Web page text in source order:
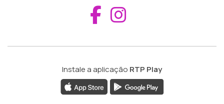
Aceder ao
Instale a aplicação RTP Play